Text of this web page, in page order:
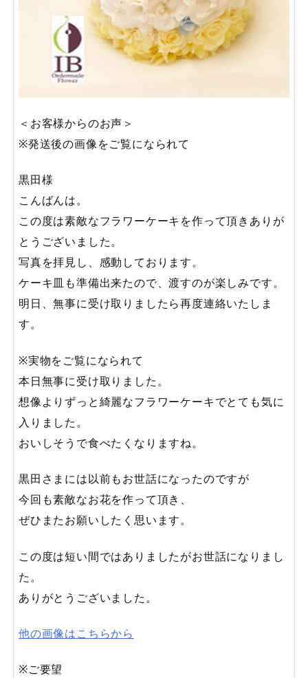
＜お客様からのお声＞
※発送後の画像をご覧になられて
黒田様
こんばんは。
この度は素敵なフラワーケーキを作って頂きありが
とうございました。
写真を拝見し、感動しております。
ケーキ皿も準備出来たので、渡すのが楽しみです。
明日、無事に受け取りましたら再度連絡いたしま
す。
※実物をご覧になられて
本日無事に受け取りました。
想像よりずっと綺麗なフラワーケーキでとても気に
入りました。
おいしそうで食べたくなりますね。
黒田さまには以前もお世話になったのですが
今回も素敵なお花を作って頂き、
ぜひまたお願いしたく思います。
この度は短い間ではありましたがお世話になりまし
た。
ありがとうございました。
他の画像はこちらから
※ご要望